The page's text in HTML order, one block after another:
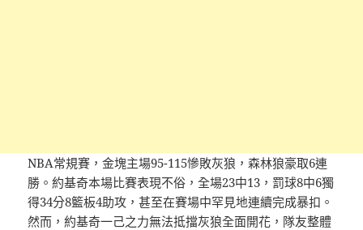
NBA常規賽，金塊主場95-115慘敗灰狼，森林狼豪取6連
勝。約基奇本場比賽表現不俗，全場23中13，罰球8中6獨
得34分8籃板4助攻，甚至在賽場中罕見地連續完成暴扣。
然而，約基奇一己之力無法抵擋灰狼全面開花，隊友整體